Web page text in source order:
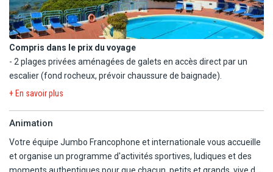
Compris dans le prix du voyage
- 2 plages privées aménagées de galets en accès direct par un
escalier (fond rocheux, prévoir chaussure de baignade).
- 1 piscine extérieure d'eau de mer avec parasols et transats
varie de 50 cm à 4 m.
- Court de tennis
- Tennis de table
+ En savoir plus
Animation
Votre équipe Jumbo Francophone et internationale vous accueille
et organise un programme d'activités sportives, ludiques et des
moments authentiques pour que chacun, petits et grands, vive de